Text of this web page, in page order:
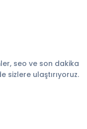
seo ve son dakika
sizlere ulaştırıyoruz.